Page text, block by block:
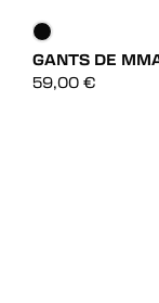
GANTS DE
59,00 €